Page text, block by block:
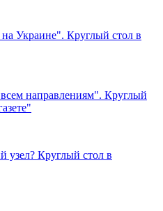
Украине". Круглый стол в
направлениям". Круглый
узел? Круглый стол в